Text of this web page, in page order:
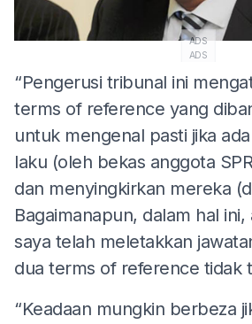
ADS
ADS
“Pengerusi tribunal ini
terms of reference yang
untuk mengenal pasti jika
laku (oleh bekas anggota
dan menyingkirkan mereka
Bagaimanapun, dalam hal
saya telah meletakkan
dua terms of reference tidak
“Keadaan mungkin berbeza